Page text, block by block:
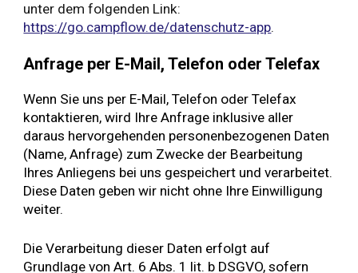
unter dem folgenden Link:
https://go.campflow.de/datenschutz-app.
Anfrage per E-Mail, Telefon oder Telefax
Wenn Sie uns per E-Mail, Telefon oder Telefax
kontaktieren, wird Ihre Anfrage inklusive aller
daraus hervorgehenden personenbezogenen Daten
(Name, Anfrage) zum Zwecke der Bearbeitung
Ihres Anliegens bei uns gespeichert und verarbeitet.
Diese Daten geben wir nicht ohne Ihre Einwilligung
weiter.
Die Verarbeitung dieser Daten erfolgt auf
Grundlage von Art. 6 Abs. 1 lit. b DSGVO, sofern